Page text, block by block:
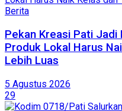
Berita
Pekan Kreasi Pati Jadi
Produk Lokal Harus
Lebih Luas
5 Agustus 2026
29